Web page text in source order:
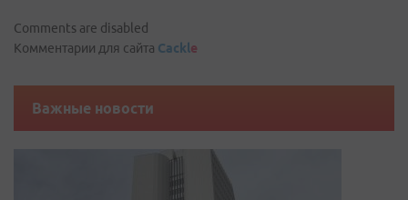
Comments are disabled
Комментарии для сайта Cackle
Важные новости